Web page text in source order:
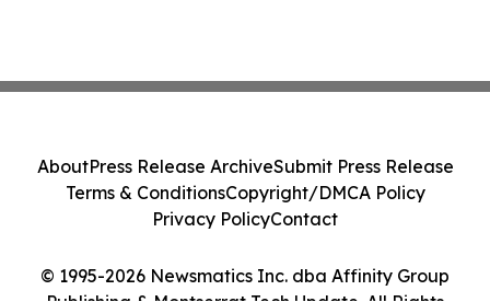
© 1995-2026 Newsmatics Inc. dba Affinity Group
AboutPress Release ArchiveSubmit Press Release
Terms & ConditionsCopyright/DMCA Policy
Privacy PolicyContact